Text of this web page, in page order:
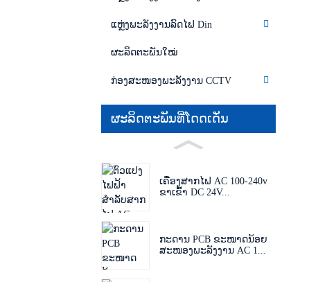
ແຫຼ່ງພະລັງງານລົດໄຟ Din
ຜະລິດຕະພັນໃໝ່
ກ່ອງສະໜອງພະລັງງານ CCTV
ຜະລິດຕະພັນທີ່ໂດດເດັ່ນ
ເຄື່ອງສາກໄຟ AC 100-240v
ຂາເຂົ້າ DC 24V...
ກະດານ PCB ຂະໜາດນ້ອຍ
ສະໜອງພະລັງງານ AC 1...